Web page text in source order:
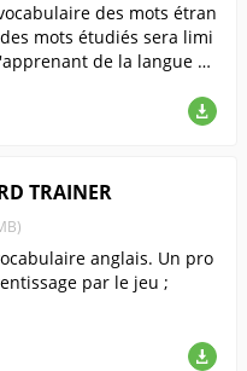
des mots étran
mots étudiés sera limi
de la langue a
y compris l'apprentiss
TRAINER
anglais. Un pro
par le jeu ;